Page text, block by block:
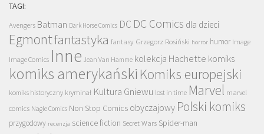
TAGI:
Avengers Batman Dark Horse Comics DC DC Comics dla dzieci
Egmontfantastyka fantasy Grzegorz Rosiński horror humor Image
Image Comics Inne Jean Van Hamme kolekcja Hachette komiks
komiks amerykański Komiks europejski
komiks historyczny kryminał Kultura Gniewu lost in time Marvel marvel
comics Nagle Comics Non Stop Comics obyczajowy Polski komiks
przygodowy recenzja science fiction Secret Wars Spider-man